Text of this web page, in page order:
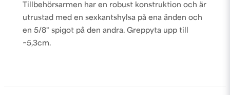
Tillbehörsarmen har en robust konstruktion och är
utrustad med en sexkantshylsa på ena änden och
en 5/8" spigot på den andra. Greppyta upp till
~5,3cm.